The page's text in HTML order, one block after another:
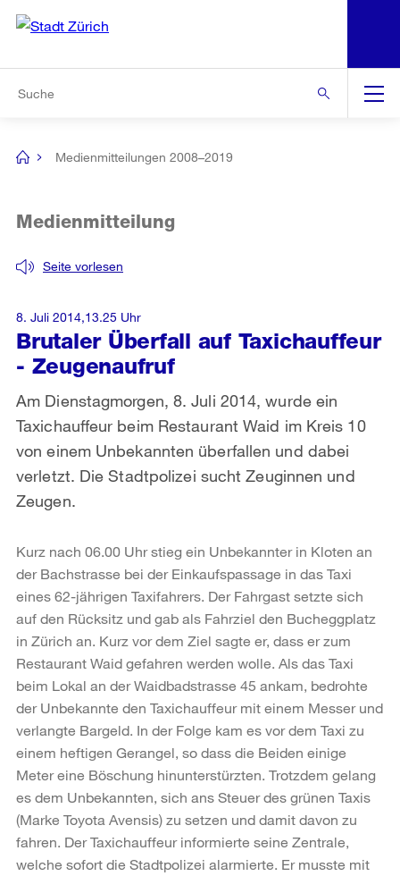
Navigation
[no
Medienmitteilungen 2008–2019
Brutaler Überfall auf Taxichauffeur
- Zeugenaufruf
Seite vorlesen
Medienmitteilung
Am Dienstagmorgen, 8. Juli 2014, wurde ein
Taxichauffeur beim Restaurant Waid im Kreis 10
von einem Unbekannten überfallen und dabei
verletzt. Die Stadtpolizei sucht Zeuginnen und
Zeugen.
8. Juli 2014,13.25 Uhr
Kurz nach 06.00 Uhr stieg ein Unbekannter in Kloten an
der Bachstrasse bei der Einkaufspassage in das Taxi
eines 62-jährigen Taxifahrers. Der Fahrgast setzte sich
auf den Rücksitz und gab als Fahrziel den Bucheggplatz
in Zürich an. Kurz vor dem Ziel sagte er, dass er zum
Restaurant Waid gefahren werden wolle. Als das Taxi
beim Lokal an der Waidbadstrasse 45 ankam, bedrohte
der Unbekannte den Taxichauffeur mit einem Messer und
verlangte Bargeld. In der Folge kam es vor dem Taxi zu
einem heftigen Gerangel, so dass die Beiden einige
Meter eine Böschung hinunterstürzten. Trotzdem gelang
es dem Unbekannten, sich ans Steuer des grünen Taxis
(Marke Toyota Avensis) zu setzen und damit davon zu
fahren. Der Taxichauffeur informierte seine Zentrale,
welche sofort die Stadtpolizei alarmierte. Er musste mit